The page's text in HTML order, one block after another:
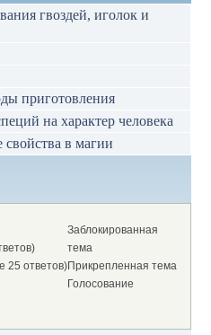
гвоздей, иголок и
приготовления
на характер человека
свойства в магии
25 ответов)
Заблокированная
тема
Прикрепленная тема
Голосование